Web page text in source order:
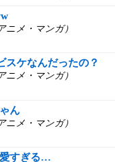
ニメ・マンガ）
スケなんだったの？
ニメ・マンガ）
ん
ニメ・マンガ）
すぎる…